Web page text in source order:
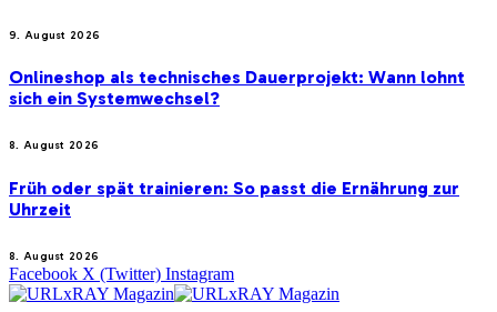
9. August 2026
Onlineshop als technisches Dauerprojekt: Wann lohnt
sich ein Systemwechsel?
8. August 2026
Früh oder spät trainieren: So passt die Ernährung zur
Uhrzeit
8. August 2026
Facebook X (Twitter) Instagram